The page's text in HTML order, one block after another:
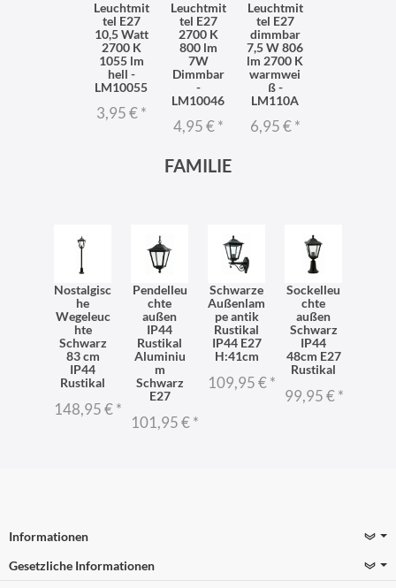
Leuchtmit
tel E27
10,5 Watt
2700 K
1055 lm
hell -
LM10055
3,95 €*
Leuchtmit
tel E27
2700 K
800 lm
7W
Dimmbar
-
LM10046
4,95 €*
Leuchtmit
tel E27
dimmbar
7,5 W 806
lm 2700 K
warmwei
ß -
LM110A
6,95 €*
FAMILIE
Nostalgisc
he
Wegeleuc
hte
Schwarz
83 cm
IP44
Rustikal
148,95 €*
Pendelleu
chte
außen
IP44
Rustikal
Aluminiu
m
Schwarz
E27
101,95 €*
Schwarze
Außenlam
pe antik
Rustikal
IP44 E27
H:41cm
109,95 €*
Sockelleu
chte
außen
Schwarz
IP44
48cm E27
Rustikal
99,95 €*
Informationen
Gesetzliche Informationen